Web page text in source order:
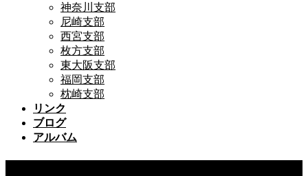
神奈川支部
尼崎支部
西宮支部
枚方支部
東大阪支部
福岡支部
枕崎支部
リンク
ブログ
アルバム